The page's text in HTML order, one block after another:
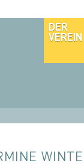
DER
VEREIN